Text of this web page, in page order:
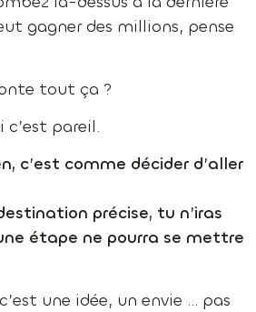
gagner des millions, pense
tout ça ?
pareil.
c’est comme décider d’aller
précise, tu n’iras
étape ne pourra se mettre
une idée, un envie … pas